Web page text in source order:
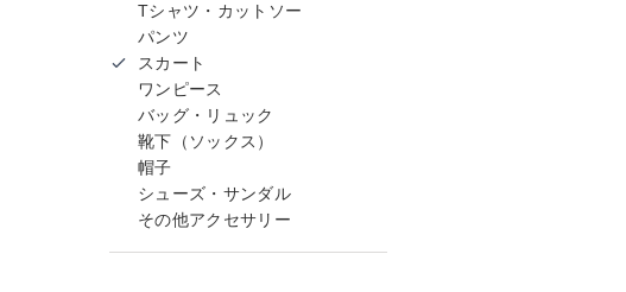
Tシャツ・カットソー
パンツ
スカート
ワンピース
バッグ・リュック
靴下（ソックス）
帽子
シューズ・サンダル
その他アクセサリー